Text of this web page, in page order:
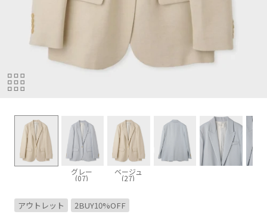
グレー
(07)
ベージュ
(27)
アウトレット 2BUY10%OFF